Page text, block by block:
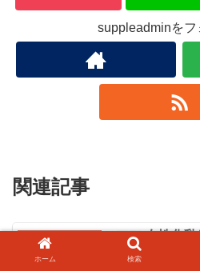
suppleadminをフ
関連記事
女性化
の痛み
ホーム 検索